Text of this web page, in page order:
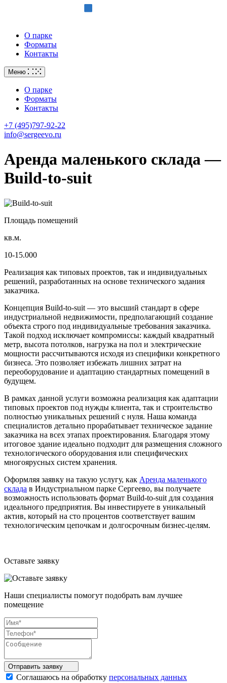
О парке
Форматы
Контакты
Меню
О парке
Форматы
Контакты
+7 (495)797-92-22
info@sergeevo.ru
Аренда маленького склада —
Build-to-suit
Площадь помещений
кв.м.
10-15.000
Реализация как типовых проектов, так и индивидуальных
решений, разработанных на основе технического задания
заказчика.
Концепция Build-to-suit — это высший стандарт в сфере
индустриальной недвижимости, предполагающий создание
объекта строго под индивидуальные требования заказчика.
Такой подход исключает компромиссы: каждый квадратный
метр, высота потолков, нагрузка на пол и электрические
мощности рассчитываются исходя из специфики конкретного
бизнеса. Это позволяет избежать лишних затрат на
переоборудование и адаптацию стандартных помещений в
будущем.
В рамках данной услуги возможна реализация как адаптации
типовых проектов под нужды клиента, так и строительство
полностью уникальных решений с нуля. Наша команда
специалистов детально прорабатывает техническое задание
заказчика на всех этапах проектирования. Благодаря этому
итоговое здание идеально подходит для размещения сложного
технологического оборудования или специфических
многоярусных систем хранения.
Оформляя заявку на такую услугу, как Аренда маленького
склада в Индустриальном парке Сергеево, вы получаете
возможность использовать формат Build-to-suit для создания
идеального предприятия. Вы инвестируете в уникальный
актив, который на сто процентов соответствует вашим
технологическим цепочкам и долгосрочным бизнес-целям.
Оставьте заявку
Наши специалисты помогут подобрать вам лучшее
помещение
Отправить заявку
Соглашаюсь на обработку персональных данных